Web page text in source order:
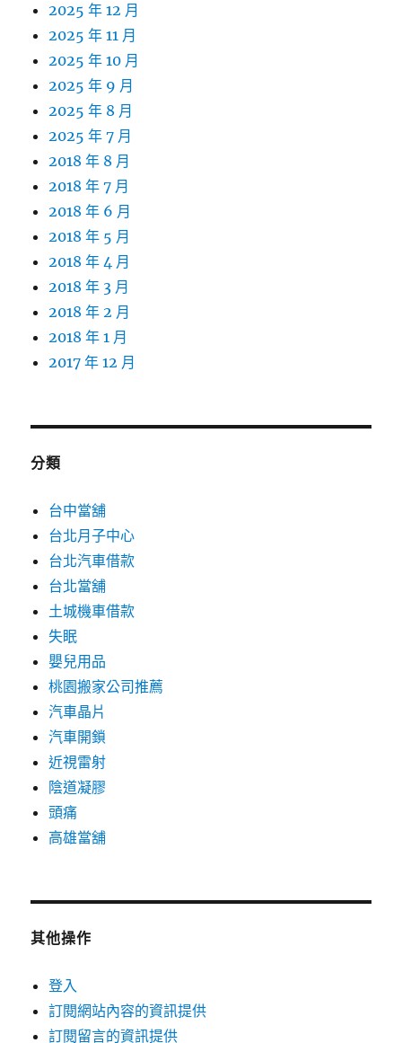
2025 年 12 月
2025 年 11 月
2025 年 10 月
2025 年 9 月
2025 年 8 月
2025 年 7 月
2018 年 8 月
2018 年 7 月
2018 年 6 月
2018 年 5 月
2018 年 4 月
2018 年 3 月
2018 年 2 月
2018 年 1 月
2017 年 12 月
分類
台中當舖
台北月子中心
台北汽車借款
台北當舖
土城機車借款
失眠
嬰兒用品
桃園搬家公司推薦
汽車晶片
汽車開鎖
近視雷射
陰道凝膠
頭痛
高雄當舖
其他操作
登入
訂閱網站內容的資訊提供
訂閱留言的資訊提供